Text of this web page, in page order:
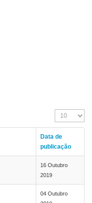
Exibir #
Data de
publicação
16 Outubro
2019
04 Outubro